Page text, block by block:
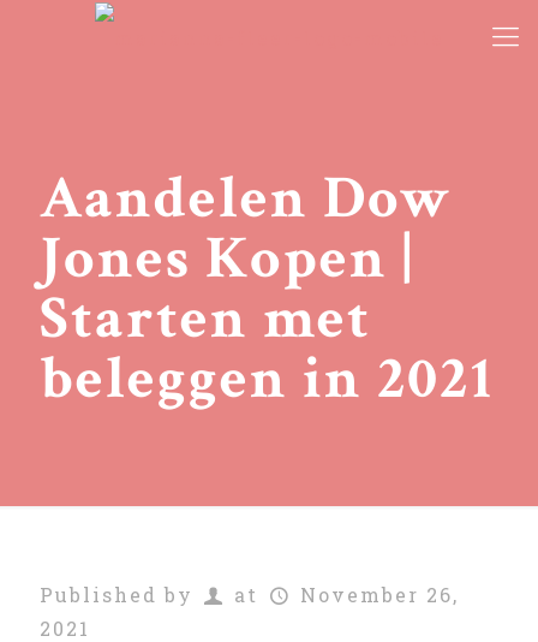
Aandelen Dow
Jones Kopen |
Starten met
beleggen in 2021
Published by at
November 26,
2021